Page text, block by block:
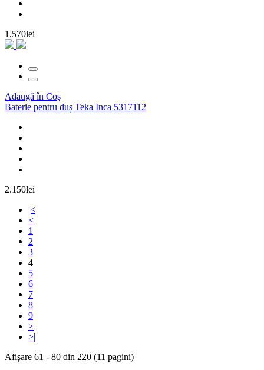
1.570lei
Adaugă în Coş
Baterie pentru duș Teka Inca 5317112
2.150lei
|<
<
1
2
3
4
5
6
7
8
9
>
>|
Afişare 61 - 80 din 220 (11 pagini)